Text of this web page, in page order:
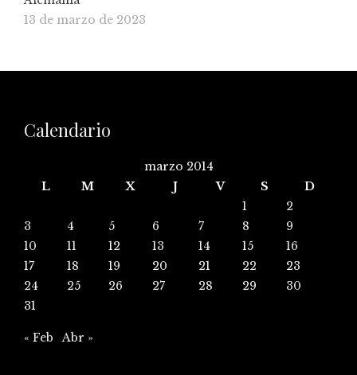
13 de marzo de 2023
Calendario
marzo 2014
L
M X J V S
D
1
2
3
4 5 6 7 8
9
10
11 12 13 14 15
16
17
18 19 20 21 22
23
24
25 26 27 28 29
30
31
« Feb Abr »